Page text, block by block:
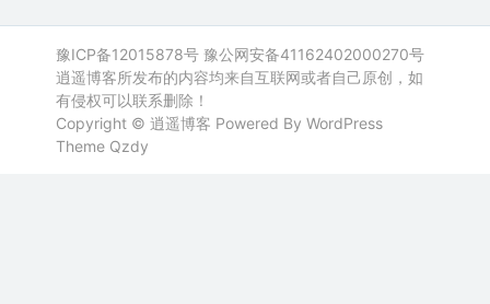
豫ICP备12015878号 豫公网安备41162402000270号
逍遥博客所发布的内容均来自互联网或者自己原创，如
有侵权可以联系删除！
Copyright © 逍遥博客 Powered By WordPress
Theme Qzdy